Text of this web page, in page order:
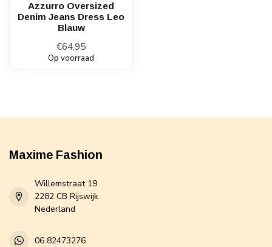
Azzurro Oversized
Denim Jeans Dress Leo
Blauw
€64,95
Op voorraad
Maxime Fashion
Willemstraat 19
2282 CB Rijswijk
Nederland
06 82473276